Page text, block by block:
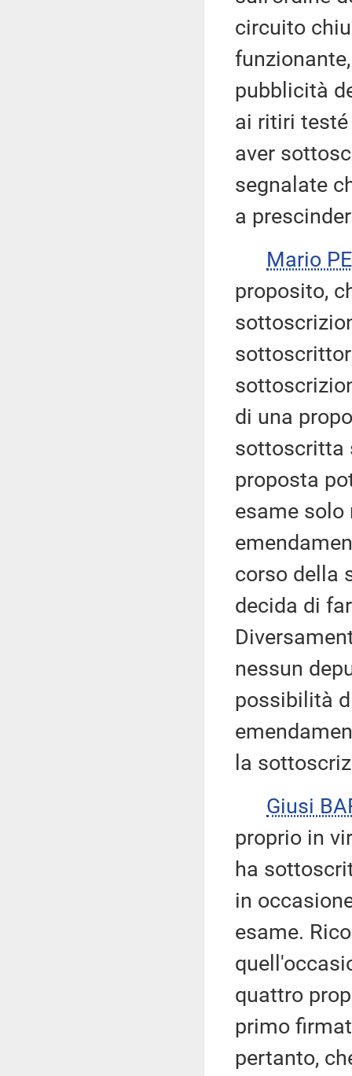
circuito
pubblicità
ai ritiri
aver
segnalate
a
Mario
proposito,
di una
sottoscritta
proposta
esame
corso della
decida di
nessun
possibilità
la
Giusi
proprio in
ha
in
esame.
quattro
primo
pertanto,